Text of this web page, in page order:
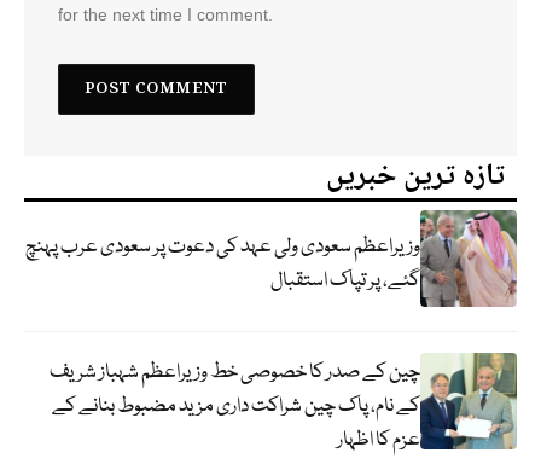
for the next time I comment.
تازہ ترین خبریں
وزیراعظم سعودی ولی عہد کی دعوت پر سعودی عرب پہنچ
گئے، پر تپاک استقبال
چین کے صدر کا خصوصی خط وزیراعظم شہباز شریف
کے نام، پاک چین شراکت داری مزید مضبوط بنانے کے
عزم کا اظہار